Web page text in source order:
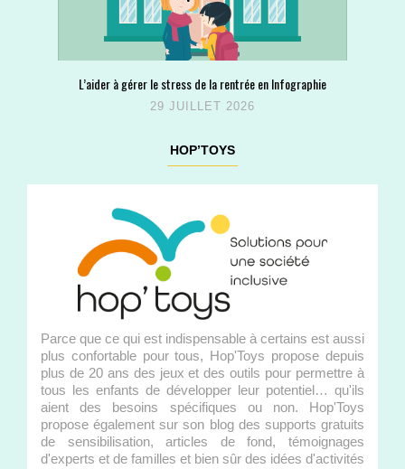
L’aider à gérer le stress de la rentrée en Infographie
29 JUILLET 2026
HOP’TOYS
Parce que ce qui est indispensable à certains est aussi
plus confortable pour tous, Hop'Toys propose depuis
plus de 20 ans des jeux et des outils pour permettre à
tous les enfants de développer leur potentiel… qu'ils
aient des besoins spécifiques ou non. Hop'Toys
propose également sur son blog des supports gratuits
de sensibilisation, articles de fond, témoignages
d'experts et de familles et bien sûr des idées d'activités